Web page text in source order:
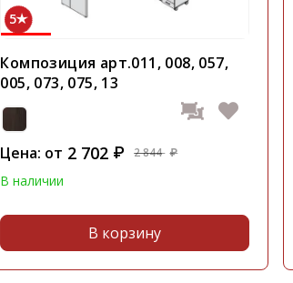
5
Композиция арт.011, 008, 057,
005, 073, 075, 13
Цена: от 2 702 ₽ 2 844 ₽
В наличии
В корзину